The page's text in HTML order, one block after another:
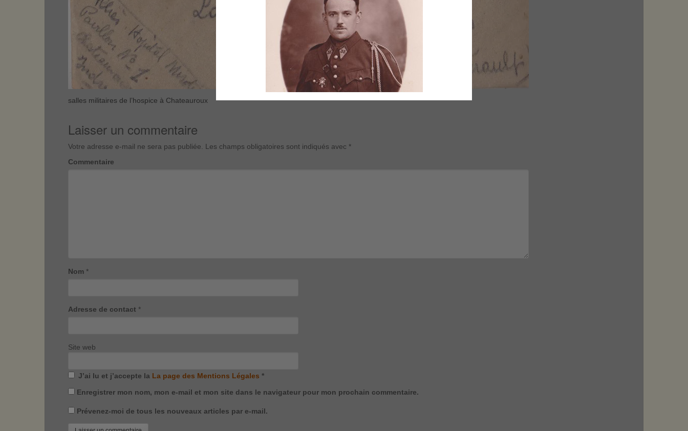
salles militaires de l’hospice à Chateauroux
Laisser un commentaire
Votre adresse e-mail ne sera pas publiée. Les champs obligatoires sont indiqués avec *
Commentaire
Nom *
Adresse de contact *
Site web
J’ai lu et j’accepte la La page des Mentions Légales *
Enregistrer mon nom, mon e-mail et mon site dans le navigateur pour mon prochain commentaire.
Prévenez-moi de tous les nouveaux articles par e-mail.